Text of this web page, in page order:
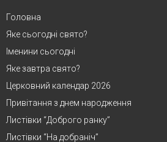
Головна
Яке сьогодні свято?
Іменини сьогодні
Яке завтра свято?
Церковний календар 2026
Привітання з днем народження
Листівки “Доброго ранку”
Листівки “На добраніч”